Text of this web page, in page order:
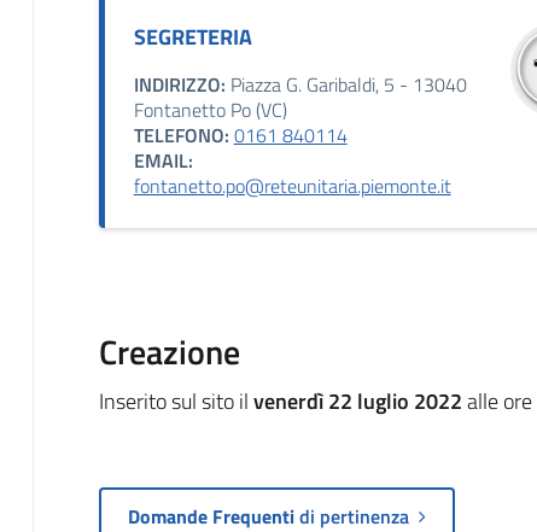
SEGRETERIA
INDIRIZZO: Piazza G. Garibaldi, 5 - 13040
Fontanetto Po (VC)
TELEFONO: 0161 840114
EMAIL:
fontanetto.po@reteunitaria.piemonte.it
Creazione
Inserito sul sito ilvenerdì 22 luglio 2022alle ore
Domande Frequentidi pertinenza